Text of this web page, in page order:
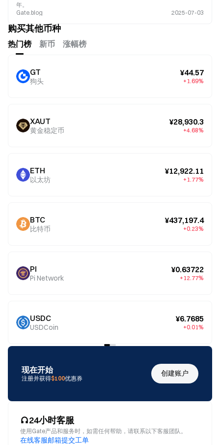
年。
Gate.blog
2025-07-03
购买其他币种
热门榜 新币 涨幅榜
GT
狗头
¥44.57
+1.69%
XAUT
黄金稳定币
¥28,930.3
+4.68%
ETH
以太坊
¥12,922.11
+1.77%
BTC
比特币
¥437,197.4
+0.23%
PI
Pi Network
¥0.63722
+12.77%
USDC
USDCoin
¥6.7685
+0.01%
现在开始
注册并获得$100优惠券
创建账户
24小时客服
使用Gate产品和服务时，如需任何帮助，请联系以下客服团队。
在线客服邮箱提交工单